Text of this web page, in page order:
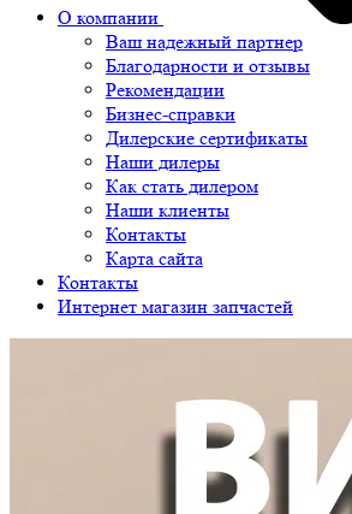
О компании
Ваш надежный партнер
Благодарности и отзывы
Рекомендации
Бизнес-справки
Дилерские сертификаты
Наши дилеры
Как стать дилером
Наши клиенты
Контакты
Карта сайта
Контакты
Интернет магазин запчастей